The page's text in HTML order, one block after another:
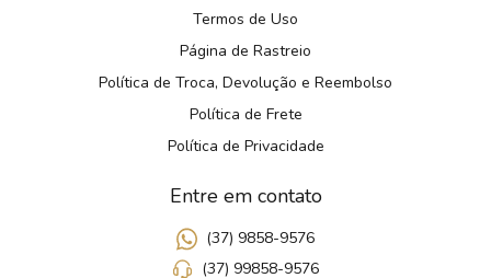
Termos de Uso
Página de Rastreio
Política de Troca, Devolução e Reembolso
Política de Frete
Política de Privacidade
Entre em contato
(37) 9858-9576
(37) 99858-9576